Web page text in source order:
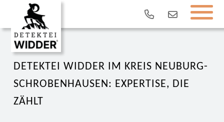
DETEKTEI WIDDER IM KREIS NEUBURG-
SCHROBENHAUSEN: EXPERTISE, DIE
ZÄHLT